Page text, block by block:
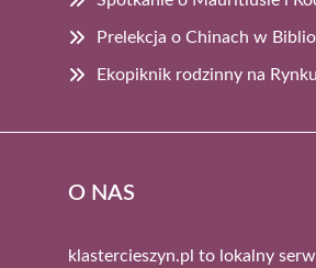
Prelekcja o Chinach w
Ekopiknik rodzinny na
O NAS
klastercieszyn.pl to lokalny